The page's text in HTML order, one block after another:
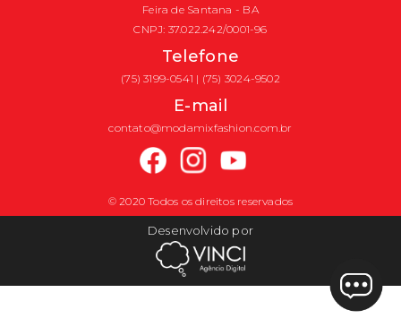
Feira de Santana - BA
CNPJ: 37.022.242/0001-96
Telefone
(75) 3199-0541 | (75) 3024-9502
E-mail
contato@modamixfashion.com.br
© 2020 Todos os direitos reservados
Desenvolvido por